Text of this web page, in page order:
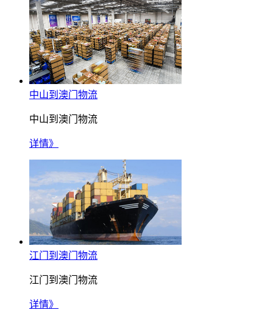
中山到澳门物流
中山到澳门物流
详情》
江门到澳门物流
江门到澳门物流
详情》